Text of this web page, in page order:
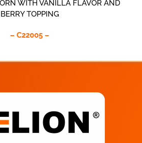
WITH VANILLA FLAVOR AND
BERRY TOPPING
– C22005 –